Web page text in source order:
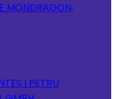
MONDRAGON,
I PETRU